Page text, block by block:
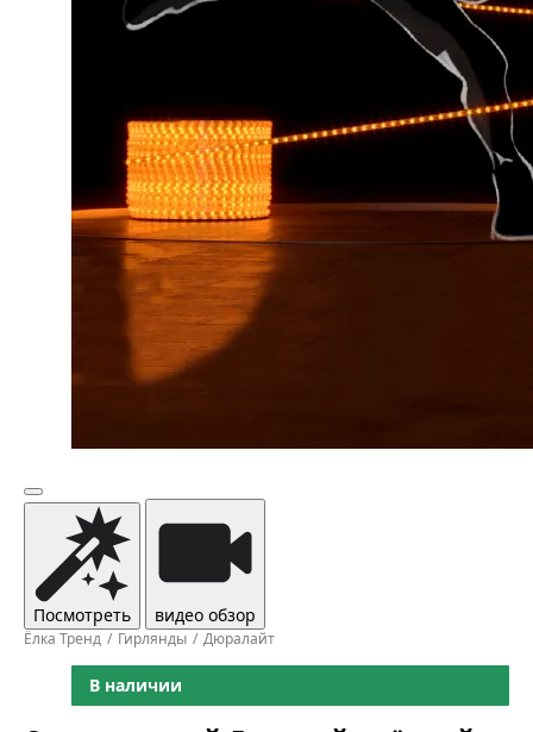
Посмотреть видео обзор
Ёлка Тренд Гирлянды Дюралайт
В наличии